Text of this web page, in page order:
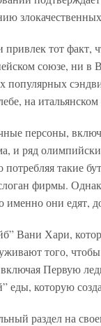
тот факт,
союзе, ни в
популярных
на
персоны,
ряд
такие
фирмы.
именно они едят,
Вани Хари,
того,
Первую
еды, которую
раздел на